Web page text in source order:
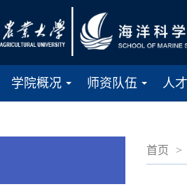
学院概况
师资队伍
人
首页 >